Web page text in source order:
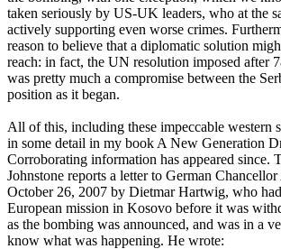
taken seriously by US-UK leaders, who at the
actively supporting even worse crimes.
reason to believe that a diplomatic solution
reach: in fact, the UN resolution imposed after
was pretty much a compromise between the
position as it began.
All of this, including these impeccable western
in some detail in my book A New Generation
Corroborating information has appeared since.
Johnstone reports a letter to German
October 26, 2007 by Dietmar Hartwig, who
European mission in Kosovo before it was
as the bombing was announced, and was in a
know what was happening. He wrote: